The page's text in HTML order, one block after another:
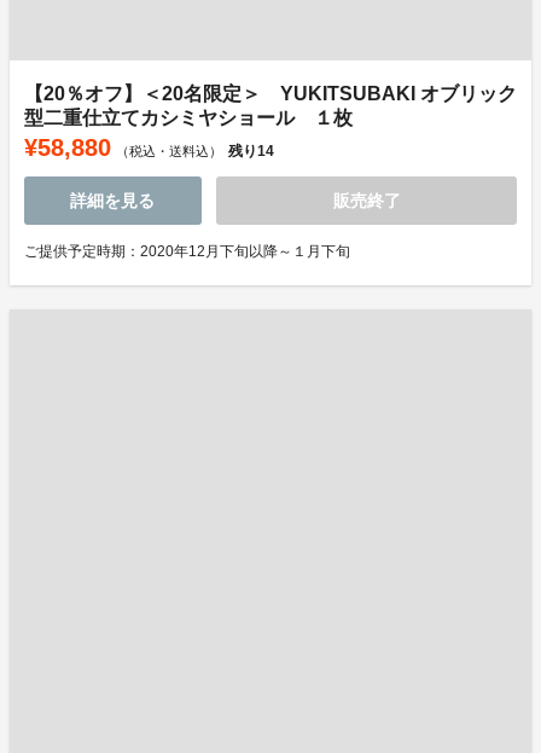
【20％オフ】＜20名限定＞ YUKITSUBAKI オブリック
型二重仕立てカシミヤショール １枚
¥58,880 （税込・送料込） 残り14
詳細を見る 販売終了
ご提供予定時期：2020年12月下旬以降～１月下旬